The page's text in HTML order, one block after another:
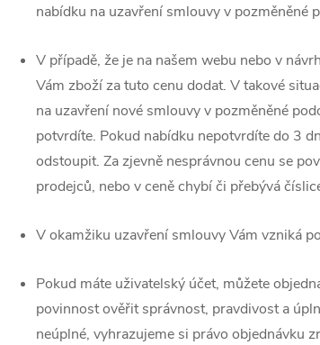
nabídku na uzavření smlouvy v pozměněné
V případě, že je na našem webu nebo v
Vám zboží za tuto cenu dodat. V takové
na uzavření nové smlouvy v pozměněné
potvrdíte. Pokud nabídku nepotvrdíte do 3
odstoupit. Za zjevně nesprávnou cenu se
prodejců, nebo v ceně chybí či přebývá
V okamžiku uzavření smlouvy Vám vzniká
Pokud máte uživatelský účet, můžete
povinnost ověřit správnost, pravdivost a
neúplné, vyhrazujeme si právo objednávku